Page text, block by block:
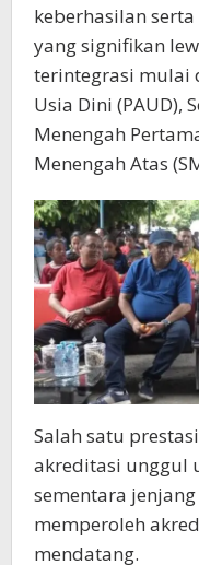
keberhasilan
yang signifikan
terintegrasi mulai
Usia Dini (PAUD),
Menengah
Menengah Atas
Salah satu
akreditasi unggul
sementara
memperoleh
mendatang.